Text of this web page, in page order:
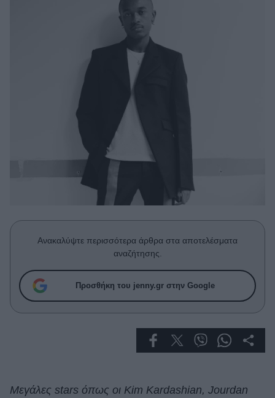
Woman Power
Celebrities
True Stories
Ask the Guru
Success Stories
Living
Ανακαλύψτε περισσότερα άρθρα στα αποτελέσματα
αναζήτησης.
Προσθήκη του jenny.gr στην Google
Μεγάλες stars όπως οι Kim Kardashian, Jourdan